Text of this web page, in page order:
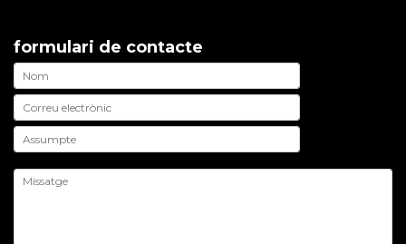
formulari de contacte